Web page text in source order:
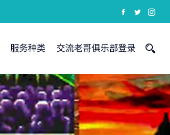
服务种类 交流老哥俱乐部登录